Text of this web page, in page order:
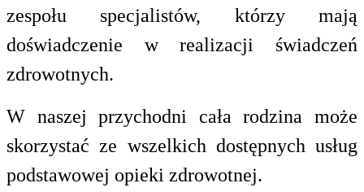
zespołu specjalistów, którzy mają
doświadczenie w realizacji świadczeń
zdrowotnych.
W naszej przychodni cała rodzina może
skorzystać ze wszelkich dostępnych usług
podstawowej opieki zdrowotnej.